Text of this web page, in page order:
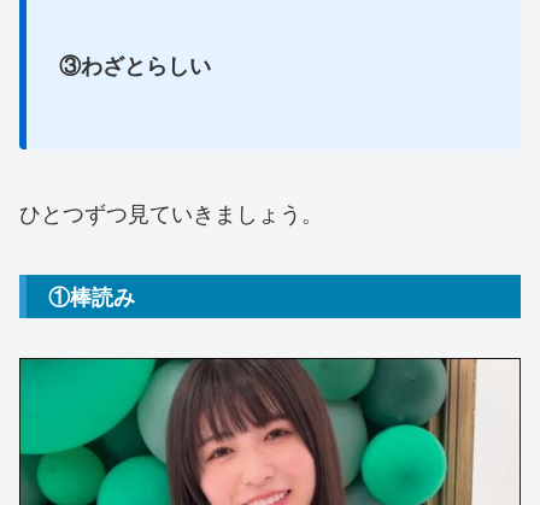
③わざとらしい
ひとつずつ見ていきましょう。
①棒読み